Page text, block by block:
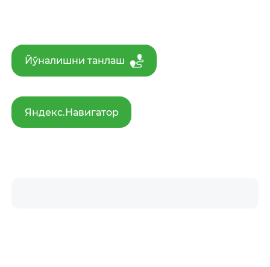
Йўналишни танлаш
Яндекс.Навигатор